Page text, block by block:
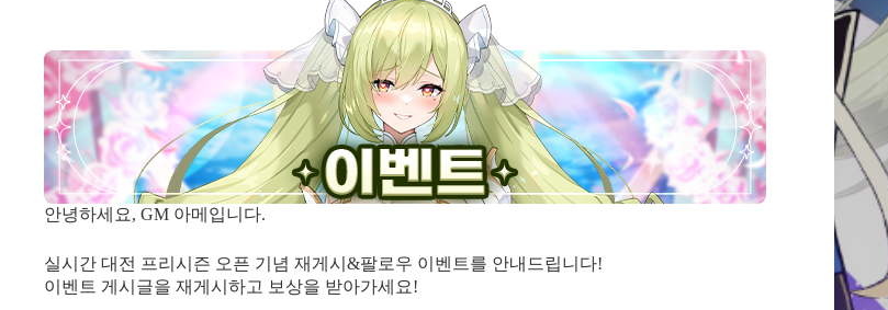
안녕하세요, GM 아메입니다.
실시간 대전 프리시즌 오픈 기념 재게시&팔로우 이벤트를 안내드립니다!
이벤트 게시글을 재게시하고 보상을 받아가세요!